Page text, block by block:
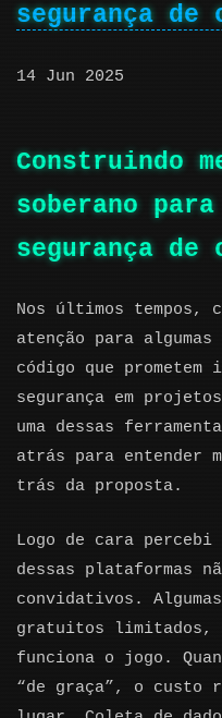
segurança de
14 Jun 2025
Construindo
soberano
segurança de
Nos últimos tempos,
atenção para
código que
segurança em
uma dessas
atrás para entender
trás da proposta.
Logo de cara percebi
dessas plataformas
convidativos.
gratuitos limitados,
funciona o jogo.
“de graça”, o custo